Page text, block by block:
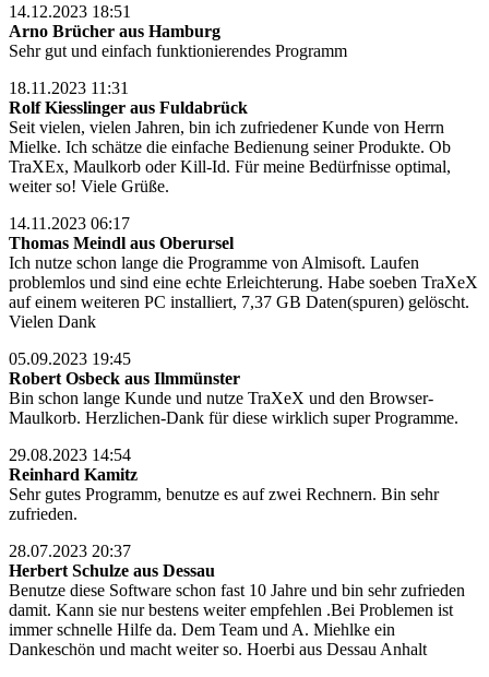
14.12.2023 18:51
Arno Brücher aus Hamburg
Sehr gut und einfach funktionierendes Programm
18.11.2023 11:31
Rolf Kiesslinger aus Fuldabrück
Seit vielen, vielen Jahren, bin ich zufriedener Kunde von Herrn
Mielke. Ich schätze die einfache Bedienung seiner Produkte. Ob
TraXEx, Maulkorb oder Kill-Id. Für meine Bedürfnisse optimal,
weiter so! Viele Grüße.
14.11.2023 06:17
Thomas Meindl aus Oberursel
Ich nutze schon lange die Programme von Almisoft. Laufen
problemlos und sind eine echte Erleichterung. Habe soeben TraXeX
auf einem weiteren PC installiert, 7,37 GB Daten(spuren) gelöscht.
Vielen Dank
05.09.2023 19:45
Robert Osbeck aus Ilmmünster
Bin schon lange Kunde und nutze TraXeX und den Browser-
Maulkorb. Herzlichen-Dank für diese wirklich super Programme.
29.08.2023 14:54
Reinhard Kamitz
Sehr gutes Programm, benutze es auf zwei Rechnern. Bin sehr
zufrieden.
28.07.2023 20:37
Herbert Schulze aus Dessau
Benutze diese Software schon fast 10 Jahre und bin sehr zufrieden
damit. Kann sie nur bestens weiter empfehlen .Bei Problemen ist
immer schnelle Hilfe da. Dem Team und A. Miehlke ein
Dankeschön und macht weiter so. Hoerbi aus Dessau Anhalt